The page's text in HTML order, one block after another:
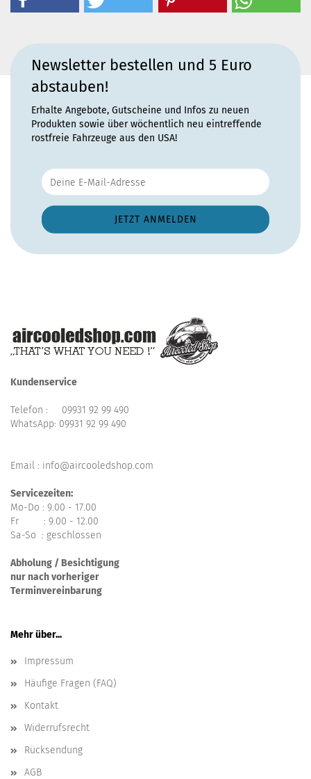
Newsletter bestellen und 5 Euro
abstauben!
Erhalte Angebote, Gutscheine und Infos zu neuen
Produkten sowie über wöchentlich neu eintreffende
rostfreie Fahrzeuge aus den USA!
Kundenservice
Telefon : 09931 92 99 490
WhatsApp: 09931 92 99 490
Email : info@aircooledshop.com
Servicezeiten:
Mo-Do : 9.00 - 17.00
Fr : 9.00 - 12.00
Sa-So : geschlossen
Abholung / Besichtigung
nur nach vorheriger
Terminvereinbarung
Mehr über...
Impressum
Häufige Fragen (FAQ)
Kontakt
Widerrufsrecht
Rücksendung
AGB